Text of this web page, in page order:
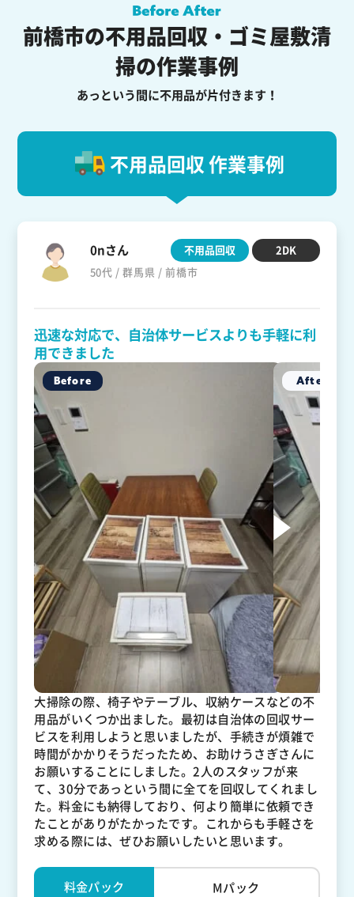
前橋市の不用品回収・ゴミ屋敷清
掃の作業事例
あっという間に不用品が片付きます！
不用品回収 作業事例
0nさん
50代 / 群馬県 / 前橋市
不用品回収 2DK
迅速な対応で、自治体サービスよりも手軽に利
用できました
大掃除の際、椅子やテーブル、収納ケースなどの不
用品がいくつか出ました。最初は自治体の回収サー
ビスを利用しようと思いましたが、手続きが煩雑で
時間がかかりそうだったため、お助けうさぎさんに
お願いすることにしました。2人のスタッフが来
て、30分であっという間に全てを回収してくれまし
た。料金にも納得しており、何より簡単に依頼でき
たことがありがたかったです。これからも手軽さを
求める際には、ぜひお願いしたいと思います。
料金パック Mパック